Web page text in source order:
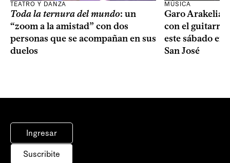
TEATRO Y DANZA
Toda la ternura del mundo: un
“zoom a la amistad” con dos
personas que se acompañan en sus
duelos
MÚSICA
Garo Arakelian
con el
este sábado en
San José
Ingresar
Suscribite